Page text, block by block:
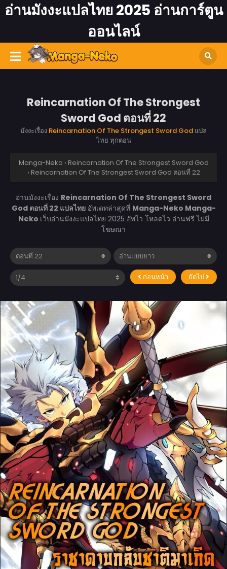
อ่านมังงะแปลไทย 2025 อ่านการ์ตูน
ออนไลน์
Reincarnation Of The Strongest
Sword God ตอนที่ 22
มังงะเรื่อง Reincarnation Of The Strongest Sword God แปล
ไทย ทุกตอน
Manga-Neko › Reincarnation Of The Strongest Sword God
› Reincarnation Of The Strongest Sword God ตอนที่ 22
อ่านมังงะเรื่อง Reincarnation Of The Strongest Sword
God ตอนที่ 22 แปลไทยอัพเดทล่าสุดที่ Manga-Neko Manga-
Neko เว็บอ่านมังงะแปลไทย 2025 อัพไว โหลดไว อ่านฟรี ไม่มี
โฆษณา
ก่อนหน้า ถัดไป